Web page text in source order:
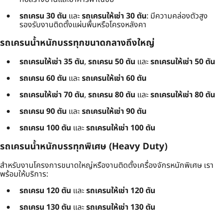
รถเครน 30 ตัน และรถเครนให้เช่า 30 ตัน: มีความคล่องตัวสูง
รองรับงานติดตั้งแผ่นพื้นหรือโครงหลังคา
รถเครนน้ำหนักบรรทุกขนาดกลางถึงใหญ่
รถเครนให้เช่า 35 ตัน, รถเครน 50 ตัน และรถเครนให้เช่า 50 ตัน
รถเครน 60 ตัน และรถเครนให้เช่า 60 ตัน
รถเครนให้เช่า 70 ตัน, รถเครน 80 ตัน และรถเครนให้เช่า 80 ตัน
รถเครน 90 ตัน และรถเครนให้เช่า 90 ตัน
รถเครน 100 ตัน และรถเครนให้เช่า 100 ตัน
รถเครนน้ำหนักบรรทุกพิเศษ (Heavy Duty)
สำหรับงานโครงการขนาดใหญ่หรืองานติดตั้งเครื่องจักรหนักพิเศษ เรา
พร้อมให้บริการ:
รถเครน 120 ตัน และรถเครนให้เช่า 120 ตัน
รถเครน 130 ตัน และรถเครนให้เช่า 130 ตัน